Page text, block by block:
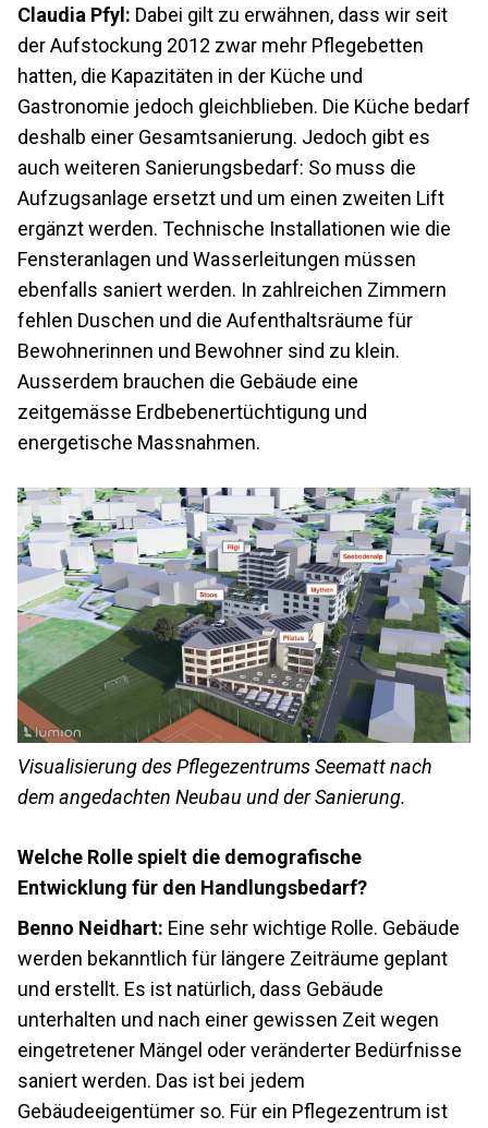
Claudia Pfyl: Dabei gilt zu erwähnen, dass wir seit
der Aufstockung 2012 zwar mehr Pflegebetten
hatten, die Kapazitäten in der Küche und
Gastronomie jedoch gleichblieben. Die Küche bedarf
deshalb einer Gesamtsanierung. Jedoch gibt es
auch weiteren Sanierungsbedarf: So muss die
Aufzugsanlage ersetzt und um einen zweiten Lift
ergänzt werden. Technische Installationen wie die
Fensteranlagen und Wasserleitungen müssen
ebenfalls saniert werden. In zahlreichen Zimmern
fehlen Duschen und die Aufenthaltsräume für
Bewohnerinnen und Bewohner sind zu klein.
Ausserdem brauchen die Gebäude eine
zeitgemässe Erdbebenertüchtigung und
energetische Massnahmen.
Visualisierung des Pflegezentrums Seematt nach
dem angedachten Neubau und der Sanierung.
Welche Rolle spielt die demografische
Entwicklung für den Handlungsbedarf?
Benno Neidhart: Eine sehr wichtige Rolle. Gebäude
werden bekanntlich für längere Zeiträume geplant
und erstellt. Es ist natürlich, dass Gebäude
unterhalten und nach einer gewissen Zeit wegen
eingetretener Mängel oder veränderter Bedürfnisse
saniert werden. Das ist bei jedem
Gebäudeeigentümer so. Für ein Pflegezentrum ist